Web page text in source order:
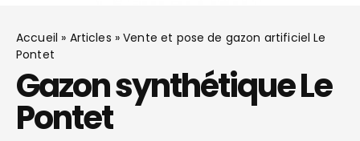
Accueil » Articles »Vente et pose de gazon artificiel Le
Pontet
Gazon synthétique Le
Pontet